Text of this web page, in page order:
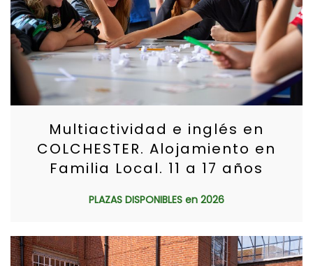
Multiactividad e inglés en
COLCHESTER. Alojamiento en
Familia Local. 11 a 17 años
PLAZAS DISPONIBLES en 2026